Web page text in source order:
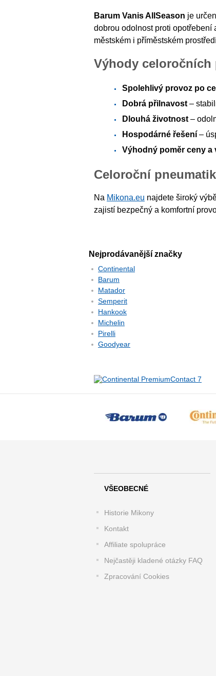
Barum Vanis AllSeason je
dobrou odolnost proti opotřebení
městském i příměstském
Výhody celoročních
Spolehlivý provoz po
Dobrá přilnavost –
Dlouhá životnost –
Hospodárné řešení –
Výhodný poměr ceny a
Celoroční
Na Mikona.eu najdete široký
zajistí bezpečný a komfortní
Nejprodávanější značky
Continental
Barum
Matador
Semperit
Hankook
Michelin
Pirelli
Goodyear
VŠEOBECNÉ
Historie Mikony
Kontakt
Affiliate spolupráce
Nejčastěji kladené otázky FAQ
Zpracování Cookies